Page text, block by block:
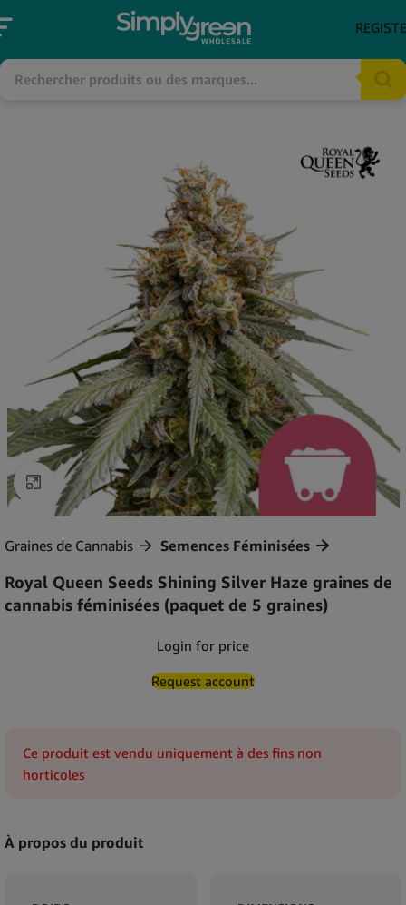
Agrandir
Graines de Cannabis Semences Féminisées
Royal Queen Seeds Shining Silver Haze graines de
cannabis féminisées (paquet de 5 graines)
Login for price
Request account
Ce produit est vendu uniquement à des fins non
horticoles
À propos du produit